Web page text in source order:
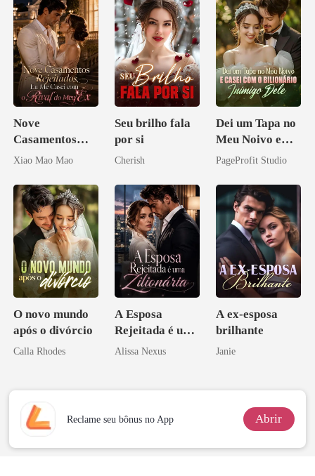
Nove
Casamentos
Rejeitados, Eu
Rival do Meu
Ex
Xiao Mao Mao
Seu brilho fala
por si
Cherish
Dei um Tapa no
Meu Noivo e
Casei com o
Inimigo Dele
PageProfit Studio
O novo mundo
após o divórcio
Calla Rhodes
A Esposa
Rejeitada é uma
Zilionária
Alissa Nexus
A ex-esposa
brilhante
Janie
Reclame seu bônus no App Abrir